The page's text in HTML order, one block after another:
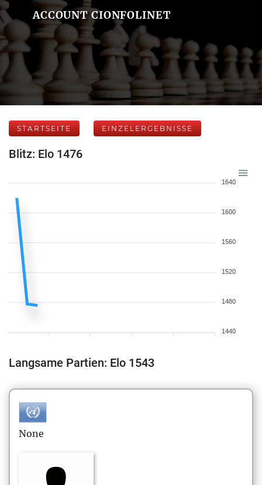
ACCOUNT CIONFOLINET
STARTSEITE EINZELERGEBNISSE
Blitz: Elo 1476
1640
1600
1560
1520
1480
1440
Langsame Partien: Elo 1543
None